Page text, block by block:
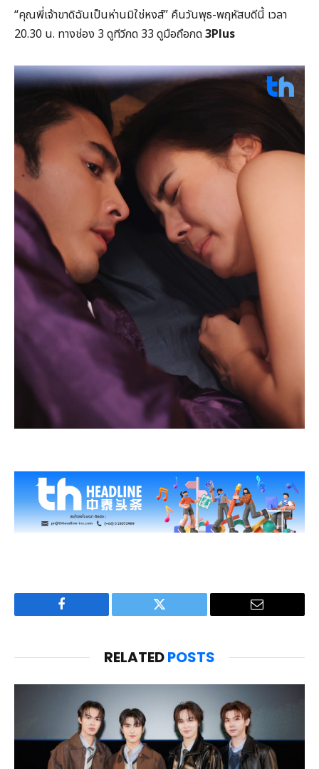
“คุณพี่เจ้าขาดิฉันเป็นห่านมิใช่หงส์” คืนวันพุธ-พฤหัสบดีนี้ เวลา
20.30 น. ทางช่อง 3 ดูทีวีกด 33 ดูมือถือกด3Plus
Facebook Twitter Email
RELATEDPOSTS